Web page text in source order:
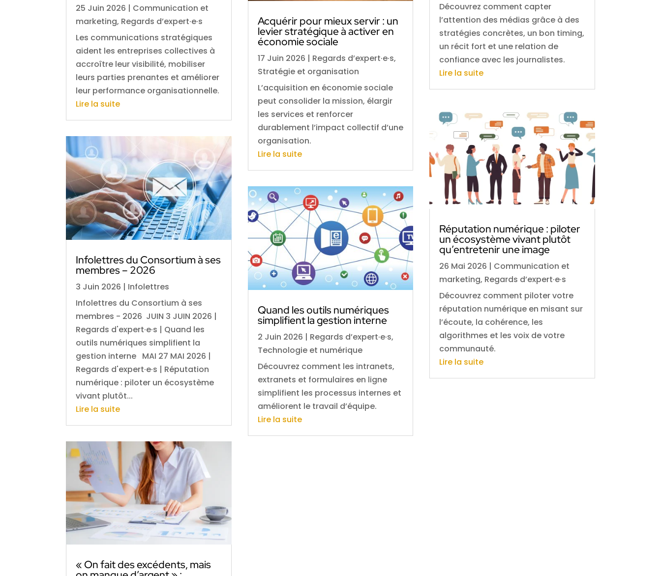
25 Juin 2026 | Communication et
marketing, Regards d’expert·e·s
Les communications stratégiques
aident les entreprises collectives à
accroître leur visibilité, mobiliser
leurs parties prenantes et améliorer
leur performance organisationnelle.
Lire la suite
Infolettres du Consortium à ses
membres – 2026
3 Juin 2026 | Infolettres
Infolettres du Consortium à ses
membres - 2026 JUIN 3 JUIN 2026 |
Regards d'expert·e·s | Quand les
outils numériques simplifient la
gestion interne MAI 27 MAI 2026 |
Regards d'expert·e·s | Réputation
numérique : piloter un écosystème
vivant plutôt...
Lire la suite
« On fait des excédents, mais
Acquérir pour mieux servir : un
levier stratégique à activer en
économie sociale
17 Juin 2026 | Regards d’expert·e·s,
Stratégie et organisation
L’acquisition en économie sociale
peut consolider la mission, élargir
les services et renforcer
durablement l’impact collectif d’une
organisation.
Lire la suite
Quand les outils numériques
simplifient la gestion interne
2 Juin 2026 | Regards d’expert·e·s,
Technologie et numérique
Découvrez comment les intranets,
extranets et formulaires en ligne
simplifient les processus internes et
améliorent le travail d’équipe.
Lire la suite
Découvrez comment capter
l’attention des médias grâce à des
stratégies concrètes, un bon timing,
un récit fort et une relation de
confiance avec les journalistes.
Lire la suite
Réputation numérique : piloter
un écosystème vivant plutôt
qu’entretenir une image
26 Mai 2026 | Communication et
marketing, Regards d’expert·e·s
Découvrez comment piloter votre
réputation numérique en misant sur
l’écoute, la cohérence, les
algorithmes et les voix de votre
communauté.
Lire la suite